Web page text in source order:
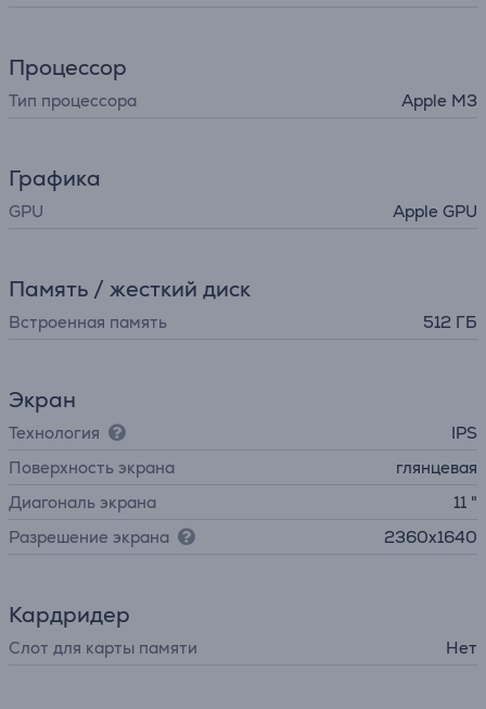
Процессор
Тип процессора Apple M3
Графика
GPU Apple GPU
Память / жесткий диск
Встроенная память 512 ГБ
Экран
Технология
IPS
Поверхность экрана
глянцевая
Диагональ экрана
11 "
Разрешение экрана
2360x1640
Кардридер
Слот для карты памяти Нет